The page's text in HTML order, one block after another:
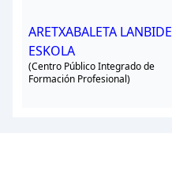
ARETXABALETA LANBIDE
ESKOLA
(Centro Público Integrado de
Formación Profesional)